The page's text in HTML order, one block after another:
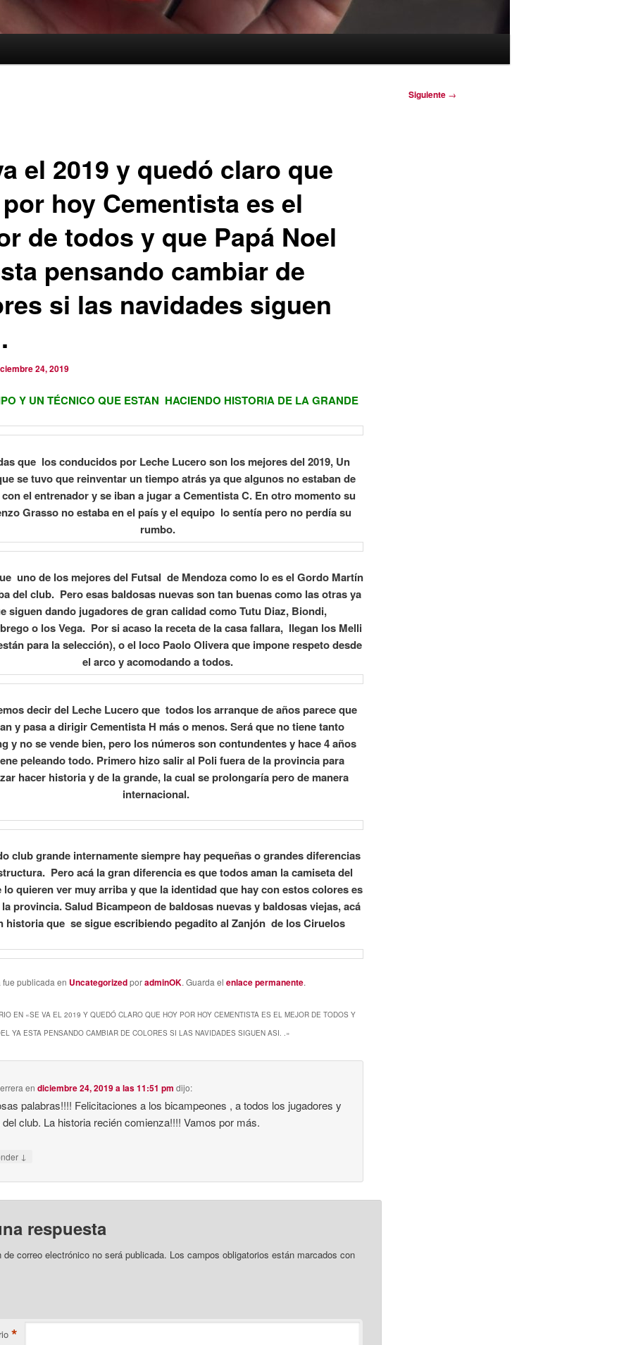
Siguiente →
el 2019 y quedó claro que
hoy Cementista es el
de todos y que Papá Noel
pensando cambiar de
si las navidades siguen
24, 2019
Y UN TÉCNICO QUE ESTAN HACIENDO HISTORIA DE LA GRANDE
que los conducidos por Leche Lucero son los mejores del 2019, Un
se tuvo que reinventar un tiempo atrás ya que algunos no estaban de
el entrenador y se iban a jugar a Cementista C. En otro momento su
Grasso no estaba en el país y el equipo lo sentía pero no perdía su
rumbo.
uno de los mejores del Futsal de Mendoza como lo es el Gordo Martín
del club. Pero esas baldosas nuevas son tan buenas como las otras ya
siguen dando jugadores de gran calidad como Tutu Diaz, Biondi,
o los Vega. Por si acaso la receta de la casa fallara, llegan los Melli
para la selección), o el loco Paolo Olivera que impone respeto desde
el arco y acomodando a todos.
decir del Leche Lucero que todos los arranque de años parece que
y pasa a dirigir Cementista H más o menos. Será que no tiene tanto
y no se vende bien, pero los números son contundentes y hace 4 años
peleando todo. Primero hizo salir al Poli fuera de la provincia para
hacer historia y de la grande, la cual se prolongaría pero de manera
internacional.
club grande internamente siempre hay pequeñas o grandes diferencias
Pero acá la gran diferencia es que todos aman la camiseta del
lo quieren ver muy arriba y que la identidad que hay con estos colores es
provincia. Salud Bicampeon de baldosas nuevas y baldosas viejas, acá
historia que se sigue escribiendo pegadito al Zanjón de los Ciruelos
fue publicada en UncategorizedporadminOK. Guarda el enlace permanente.
EN «SE VA EL 2019 Y QUEDÓ CLARO QUE HOY POR HOY CEMENTISTA ES EL MEJOR DE TODOS Y
YA ESTA PENSANDO CAMBIAR DE COLORES SI LAS NAVIDADES SIGUEN ASI. .»
endiciembre 24, 2019 a las 11:51 pm dijo:
palabras!!!! Felicitaciones a los bicampeones , a todos los jugadores y
club. La historia recién comienza!!!! Vamos por más.
↓
respuesta
de correo electrónico no será publicada. Los campos obligatorios están marcados con
*